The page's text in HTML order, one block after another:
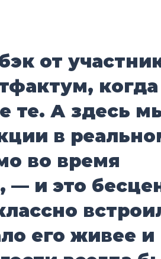
от
когда
те. А здесь
в
во время
— и это
его живее и